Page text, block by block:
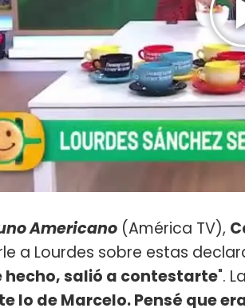
Americano (América TV),
a Lourdes sobre estas
hecho, salió a contestarte".
lo de Marcelo. Pensé que